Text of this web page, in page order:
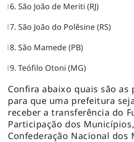
São João de Meriti (RJ)
São João do Polêsine (RS)
São Mamede (PB)
Teófilo Otoni (MG)
Confira abaixo quais são as
para que uma prefeitura
receber a transferência do
Participação dos
Confederação Nacional dos